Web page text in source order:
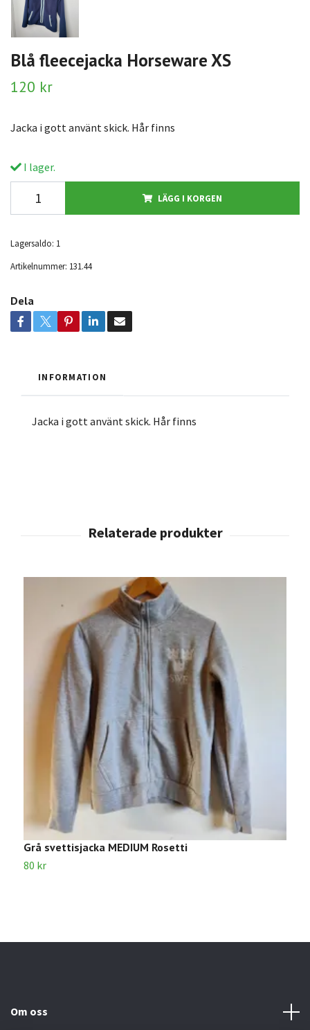
Blå fleecejacka Horseware XS
120 kr
Jacka i gott använt skick. Hår finns
I lager.
LÄGG I KORGEN
Lagersaldo: 1
Artikelnummer: 131.44
Dela
INFORMATION
Jacka i gott använt skick. Hår finns
Grå svettisjacka MEDIUM Rosetti
80 kr
Om oss